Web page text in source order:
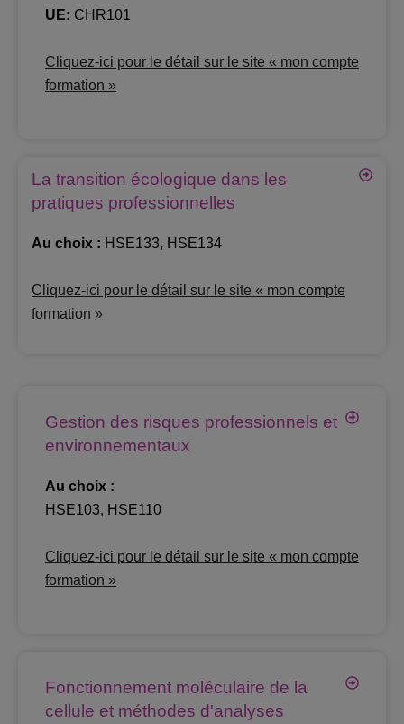
UE: CHR101
Cliquez-ici pour le détail sur le site « mon compte
formation »
La transition écologique dans les
pratiques professionnelles
Au choix : HSE133, HSE134
Cliquez-ici pour le détail sur le site « mon compte
formation »
Gestion des risques professionnels et
environnementaux
Au choix :
HSE103, HSE110
Cliquez-ici pour le détail sur le site « mon compte
formation »
Fonctionnement moléculaire de la
cellule et méthodes d'analyses